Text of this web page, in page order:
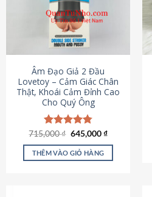
Âm Đạo Giả 2 Đầu
Lovetoy – Cảm Giác Chân
Thật, Khoái Cảm Đỉnh Cao
Cho Quý Ông
Được xếp
hạng4.79
5 sao
715,000₫ Giá
là:
715,000 ₫.
645,000₫Giá
tại
THÊM VÀO GIỎ HÀNG